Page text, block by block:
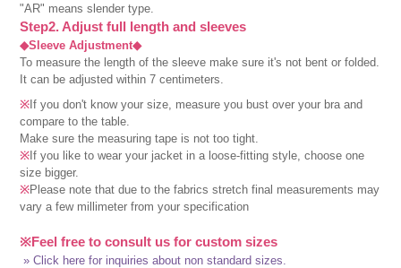
"AR" means slender type.
Step2. Adjust full length and sleeves
◆Sleeve Adjustment◆
To measure the length of the sleeve make sure it's not bent or folded.
It can be adjusted within 7 centimeters.
※ If you don't know your size, measure you bust over your bra and
compare to the table.
Make sure the measuring tape is not too tight.
※ If you like to wear your jacket in a loose-fitting style, choose one
size bigger.
※Please note that due to the fabrics stretch final measurements may
vary a few millimeter from your specification
※Feel free to consult us for custom sizes
» Click here for inquiries about non standard sizes.